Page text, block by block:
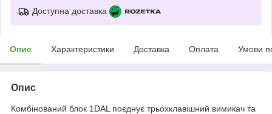
Доступна доставка
Опис Характеристики Доставка Оплата Умови
Опис
Комбінований блок 1DAL поєднує трьохклавішний вимикач та